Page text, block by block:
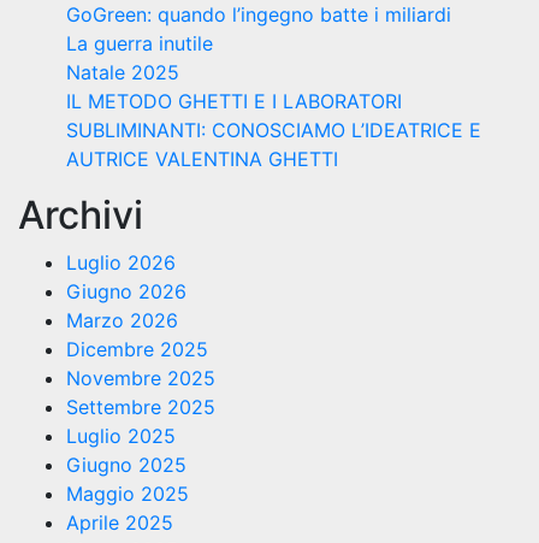
GoGreen: quando l’ingegno batte i miliardi
La guerra inutile
Natale 2025
IL METODO GHETTI E I LABORATORI
SUBLIMINANTI: CONOSCIAMO L’IDEATRICE E
AUTRICE VALENTINA GHETTI
Archivi
Luglio 2026
Giugno 2026
Marzo 2026
Dicembre 2025
Novembre 2025
Settembre 2025
Luglio 2025
Giugno 2025
Maggio 2025
Aprile 2025